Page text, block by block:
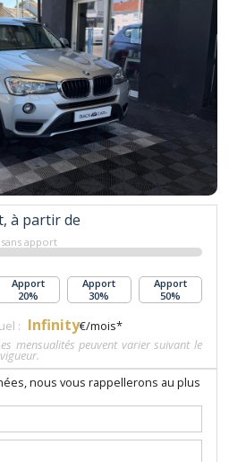
à partir de
apport
Apport
20%
Apport
30%
Apport
50%
: Infinity€/mois*
mensualités peuvent varier suivant le
nous vous rappellerons au plus